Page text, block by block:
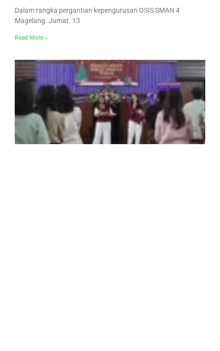
Dalam rangka pergantian kepengurusan OSIS SMAN 4
Magelang. Jumat. 13
Read More »